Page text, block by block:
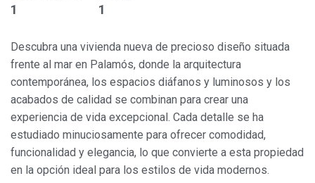
1 1
Descubra una vivienda nueva de precioso diseño situada
frente al mar en Palamós, donde la arquitectura
contemporánea, los espacios diáfanos y luminosos y los
acabados de calidad se combinan para crear una
experiencia de vida excepcional. Cada detalle se ha
estudiado minuciosamente para ofrecer comodidad,
funcionalidad y elegancia, lo que convierte a esta propiedad
en la opción ideal para los estilos de vida modernos.